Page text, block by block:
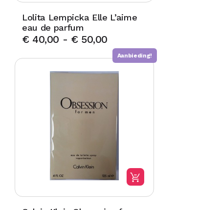
Lolita Lempicka Elle L’aime
eau de parfum
€40,00 - €50,00
Aanbieding!